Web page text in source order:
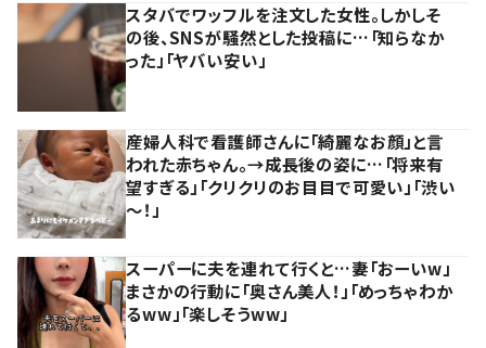
スタバでワッフルを注文した女性。しかしそ
の後、SNSが騒然とした投稿に…「知らなか
った」「ヤバい安い」
産婦人科で看護師さんに「綺麗なお顔」と言
われた赤ちゃん。→成長後の姿に…「将来有
望すぎる」「クリクリのお目目で可愛い」「渋い
～！」
スーパーに夫を連れて行くと…妻「おーいw」
まさかの行動に「奥さん美人！」「めっちゃわか
るww」「楽しそうww」